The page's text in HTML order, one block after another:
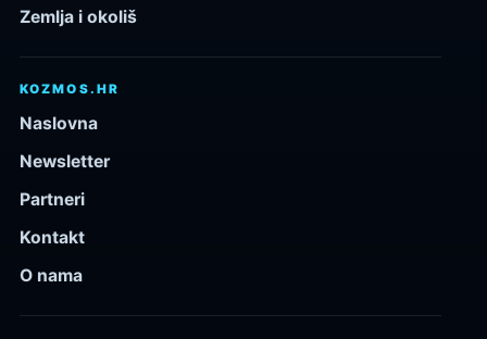
Zemlja i okoliš
KOZMOS.HR
Naslovna
Newsletter
Partneri
Kontakt
O nama